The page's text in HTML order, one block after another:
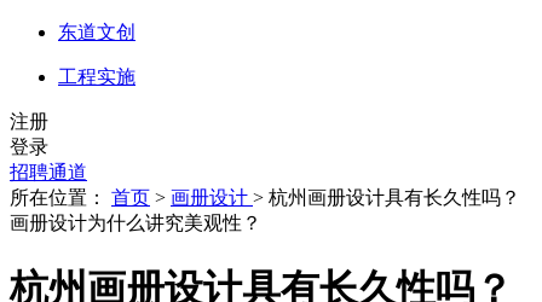
东道文创
工程实施
注册
登录
招聘通道
所在位置： 首页 > 画册设计 > 杭州画册设计具有长久性吗？
画册设计为什么讲究美观性？
杭州画册设计具有长久性吗？